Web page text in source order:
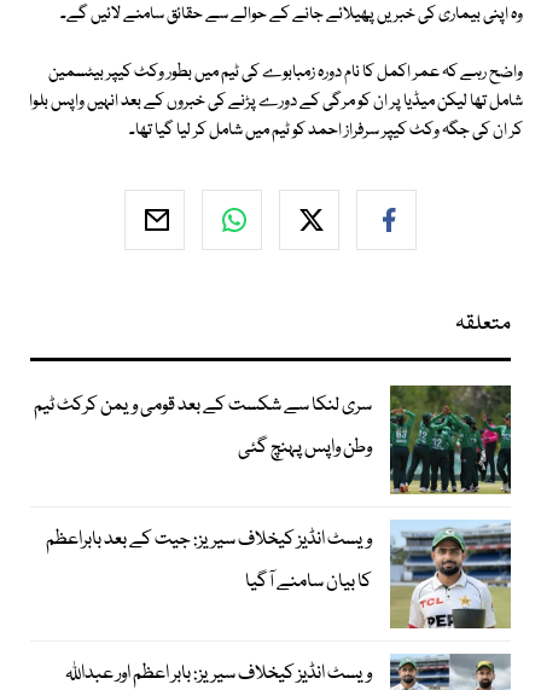
وہ اپنی بیماری کی خبریں پھیلائے جانے کے حوالے سے حقائق سامنے لائیں گے۔
واضح رہے کہ عمر اکمل کا نام دورہ زمبابوے کی ٹیم میں بطور وکٹ کیپر بیٹسمین
شامل تھا لیکن میڈیا پر ان کو مرگی کے دورے پڑنے کی خبروں کے بعد انہیں واپس بلوا
کر ان کی جگہ وکٹ کیپر سرفراز احمد کو ٹیم میں شامل کر لیا گیا تھا۔
متعلقہ
سری لنکا سے شکست کے بعد قومی ویمن کرکٹ ٹیم
وطن واپس پہنچ گئی
ویسٹ انڈیز کیخلاف سیریز: جیت کے بعد بابراعظم
کا بیان سامنے آگیا
ویسٹ انڈیز کیخلاف سیریز: بابر اعظم اور عبداللہ